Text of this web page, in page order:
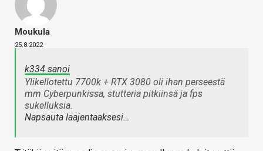
Moukula
25.8.2022
k334 sanoi
Ylikellotettu 7700k + RTX 3080 oli ihan perseestä
mm Cyberpunkissa, stutteria pitkiinsä ja fps
sukelluksia.
Napsauta laajentaaksesi…